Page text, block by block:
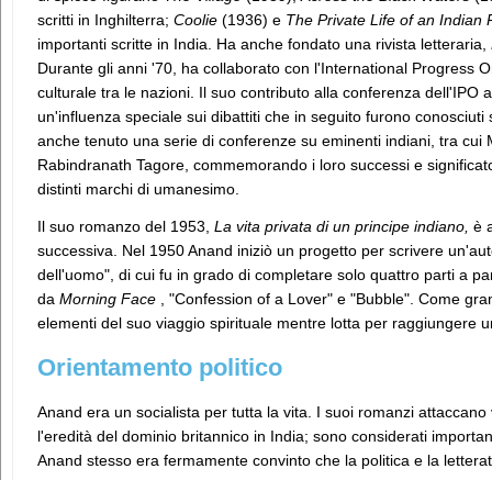
scritti in Inghilterra; Coolie (1936) e The Private Life of an Indian
importanti scritte in India. Ha anche fondato una rivista letteraria,
Durante gli anni '70, ha collaborato con l'International Progress
culturale tra le nazioni. Il suo contributo alla conferenza dell'IPO
un'influenza speciale sui dibattiti che in seguito furono
anche tenuto una serie di conferenze su eminenti indiani, tra cui
Rabindranath Tagore, commemorando i loro successi e
distinti marchi di umanesimo.
Il suo romanzo del 1953, La vita privata di un principe indiano, è
successiva. Nel 1950 Anand iniziò un progetto per scrivere
dell'uomo", di cui fu in grado di completare solo quattro parti a
da Morning Face , "Confession of a Lover" e "Bubble". Come
elementi del suo viaggio spirituale mentre lotta per raggiungere
Orientamento politico
Anand era un socialista per tutta la vita. I suoi romanzi
l'eredità del dominio britannico in India; sono considerati
Anand stesso era fermamente convinto che la politica e la